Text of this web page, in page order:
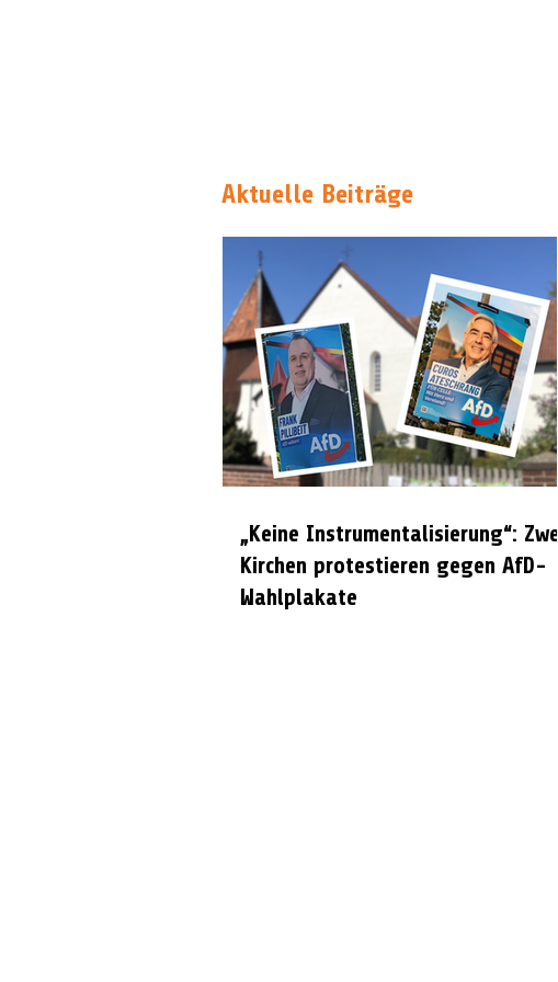
Aktuelle Beiträge
„Keine Instrumentalisierung“: Zwei
Kirchen protestieren gegen AfD-
Wahlplakate